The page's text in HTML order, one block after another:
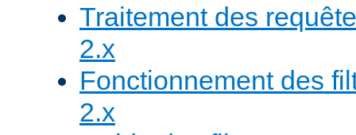
Traitement des
2.x
Fonctionnement des
2.x